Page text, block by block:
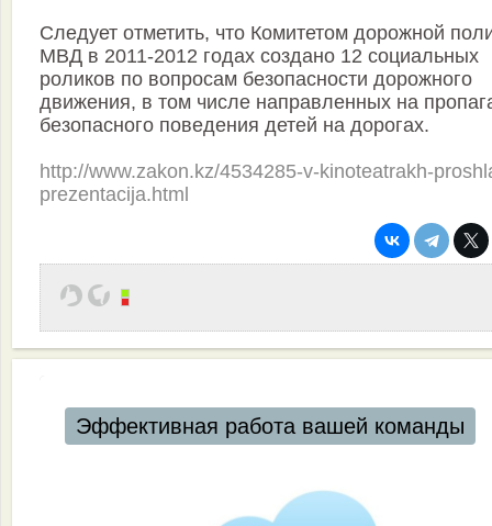
Следует отметить, что Комитетом дорожной
МВД в 2011-2012 годах создано 12 социальных
роликов по вопросам безопасности дорожного
движения, в том числе направленных на
безопасного поведения детей на дорогах.
http://www.zakon.kz/4534285-v-kinoteatrakh-
prezentacija.html
Эффективная работа вашей команды